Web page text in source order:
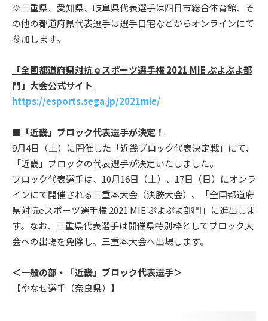
※三重県、愛知県、岐阜県代表選手は四日市総合体育館、そ
の他の都道府県代表選手は選手自宅などからオンラインにて
参加します。
「全国都道府県対抗ｅスポーツ選手権 2021 MIE ぷよぷよ部
門」大会公式サイト
https://esports.sega.jp/2021mie/
■「近畿」ブロック代表選手が決定！
9月4日（土）に開催した「近畿ブロック代表決定戦」にて、
「近畿」ブロックの代表選手が決定いたしました。
ブロック代表選手は、10月16日（土）、17日（日）にオンラ
インにて開催される三重本大会（決勝大会）、「全国都道府
県対抗eスポーツ選手権 2021 MIE ぷよぷよ部門」に進出しま
す。なお、三重県代表選手は開催県特別枠としてブロック大
会への出場を免除し、三重本大会へ出場します。
＜一般の部・「近畿」ブロック代表選手＞
【やなせ選手（奈良県）】